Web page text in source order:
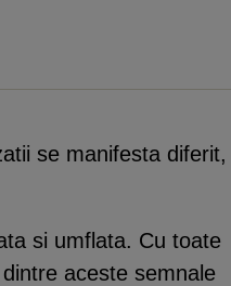
se manifesta diferit,
si umflata. Cu toate
aceste semnale